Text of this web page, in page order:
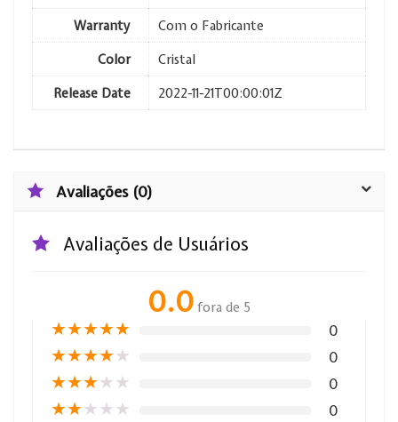
Warranty
Com o Fabricante
Color
Cristal
Release Date
2022-11-21T00:00:01Z
Avaliações (0)
Avaliações de Usuários
0.0 fora de 5
★★★★★ 0
★★★★★ 0
★★★★★ 0
★★★★★ 0